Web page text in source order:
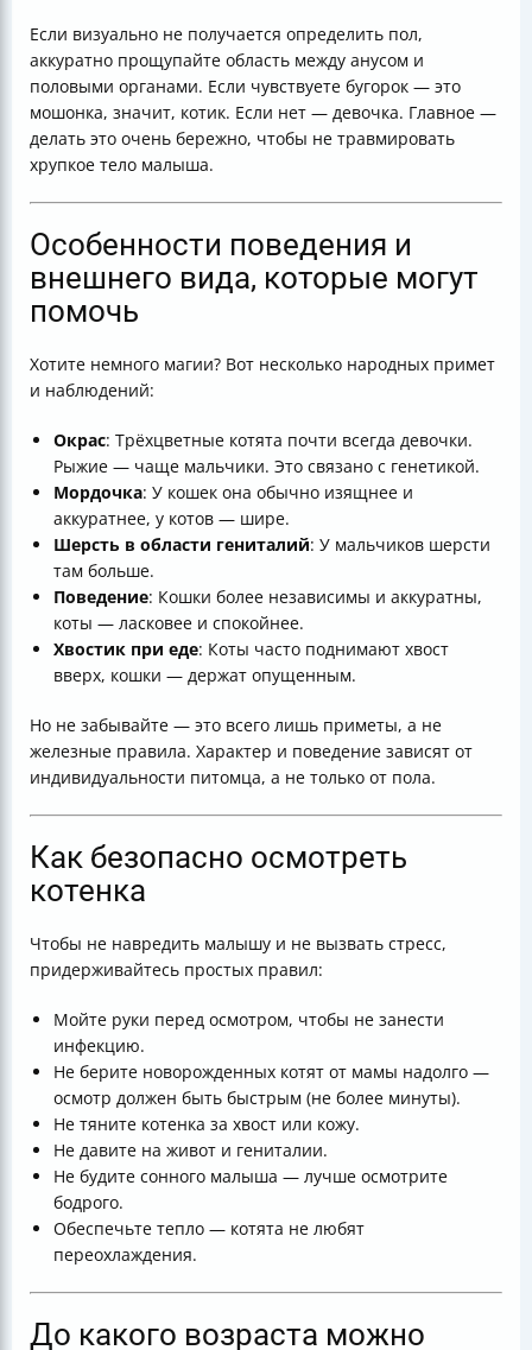
Если визуально не получается определить пол,
аккуратно прощупайте область между анусом и
половыми органами. Если чувствуете бугорок — это
мошонка, значит, котик. Если нет — девочка. Главное —
делать это очень бережно, чтобы не травмировать
хрупкое тело малыша.
Особенности поведения и
внешнего вида, которые могут
помочь
Хотите немного магии? Вот несколько народных примет
и наблюдений:
Окрас: Трёхцветные котята почти всегда девочки.
Рыжие — чаще мальчики. Это связано с генетикой.
Мордочка: У кошек она обычно изящнее и
аккуратнее, у котов — шире.
Шерсть в области гениталий: У мальчиков шерсти
там больше.
Поведение: Кошки более независимы и аккуратны,
коты — ласковее и спокойнее.
Хвостик при еде: Коты часто поднимают хвост
вверх, кошки — держат опущенным.
Но не забывайте — это всего лишь приметы, а не
железные правила. Характер и поведение зависят от
индивидуальности питомца, а не только от пола.
Как безопасно осмотреть
котенка
Чтобы не навредить малышу и не вызвать стресс,
придерживайтесь простых правил:
Мойте руки перед осмотром, чтобы не занести
инфекцию.
Не берите новорожденных котят от мамы надолго —
осмотр должен быть быстрым (не более минуты).
Не тяните котенка за хвост или кожу.
Не давите на живот и гениталии.
Не будите сонного малыша — лучше осмотрите
бодрого.
Обеспечьте тепло — котята не любят
переохлаждения.
До какого возраста можно